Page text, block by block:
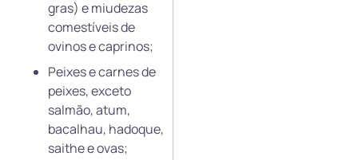
gras) e miudezas
comestíveis de
ovinos e caprinos;
Peixes e carnes de
peixes, exceto
salmão, atum,
bacalhau, hadoque,
saithe e ovas;